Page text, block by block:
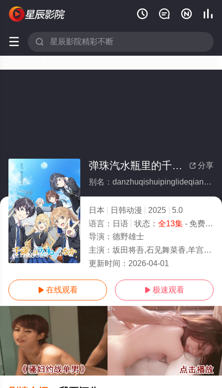
   
 
全13集/大结局
 分享
弹珠汽水瓶里的千岁同学(全集)
别名：danzhuqishuipinglideqiansuitongxue
日本 日韩动漫 2025
5.0
语言： 日语 状态： 全13集- 免费在线观看
导演： 德野雄士
主演： 坂田将吾,石见舞菜香,羊宫妃那,长谷川育美,大久保瑠美,安济知佳,阿座上洋平,宮﨑雅也
更新时间： 2026-04-01
 在线观看  极速观看